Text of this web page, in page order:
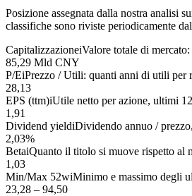
Posizione assegnata dalla nostra analisi
classifiche sono riviste periodicamente
CapitalizzazioneiValore totale di
85,29 Mld CNY
P/EiPrezzo / Utili: quanti anni di utili per
28,13
EPS (ttm)iUtile netto per azione, ultimi
1,91
Dividend yieldiDividendo annuo /
2,03%
BetaiQuanto il titolo si muove rispetto al
1,03
Min/Max 52wiMinimo e massimo degli
23,28 – 94,50